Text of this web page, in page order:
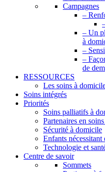
Campagnes
–
– Un
à
–
–
de
RESSOURCES
Les soins à
Soins intégrés
Priorités
Soins palliatifs à
Partenaires en
Sécurité à domicile
Enfants nécessitant
Technologie et
Centre de savoir
Sommets